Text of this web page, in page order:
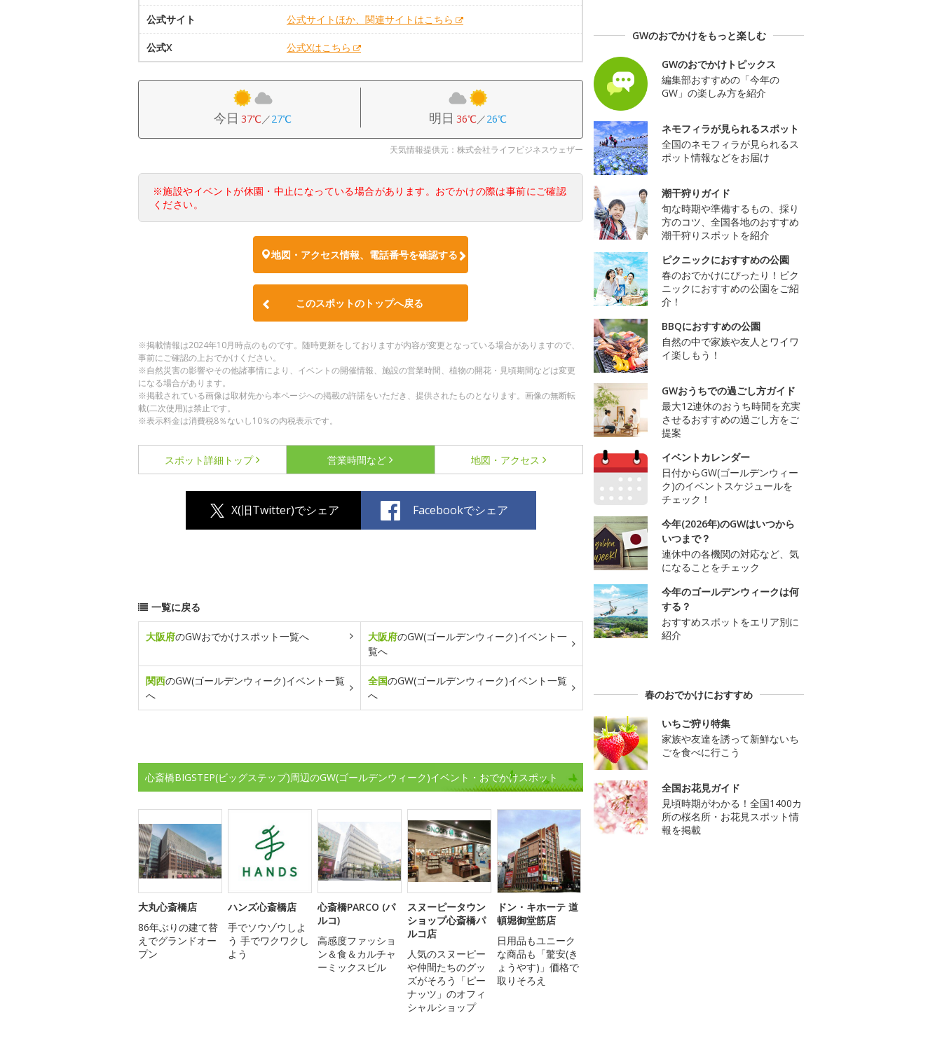
公式サイト 公式サイトほか、関連サイトはこちら
公式X 公式Xはこちら
今日 37℃／27℃ 明日 36℃／26℃
天気情報提供元：株式会社ライフビジネスウェザー
※施設やイベントが休園・中止になっている場合があります。おでかけの際は事前にご確認
ください。
地図・アクセス情報、電話番号を確認する
このスポットのトップへ戻る
※掲載情報は2024年10月時点のものです。随時更新をしておりますが内容が変更となっている場合がありますので、
事前にご確認の上おでかけください。
※自然災害の影響やその他諸事情により、イベントの開催情報、施設の営業時間、植物の開花・見頃期間などは変更
になる場合があります。
※掲載されている画像は取材先から本ページへの掲載の許諾をいただき、提供されたものとなります。画像の無断転
載(二次使用)は禁止です。
※表示料金は消費税8％ないし10％の内税表示です。
スポット詳細 トップ 営業時間など 地図・アクセス
X(旧Twitter)でシェア Facebookでシェア
一覧に戻る
大阪府のGWおでかけスポット一覧へ 大阪府のGW(ゴールデンウィーク)イベント一
覧へ
関西のGW(ゴールデンウィーク)イベント一覧
へ
全国のGW(ゴールデンウィーク)イベント一覧
へ
心斎橋BIGSTEP(ビッグステップ)周辺のGW(ゴールデンウィーク)イベント・おでかけスポット
大丸心斎橋店
86年ぶりの建て替
えでグランドオー
プン
ハンズ心斎橋店
手でソウゾウしよ
う 手でワクワクし
よう
心斎橋PARCO (パ
ルコ)
高感度ファッショ
ン＆食＆カルチャ
ーミックスビル
スヌーピータウン
ショップ心斎橋パ
ルコ店
人気のスヌーピー
や仲間たちのグッ
ズがそろう「ピー
ナッツ」のオフィ
シャルショップ
ドン・キホーテ 道
頓堀御堂筋店
日用品もユニーク
な商品も「驚安(き
ょうやす)」価格で
取りそろえ
GWのおでかけをもっと楽しむ
GWのおでかけトピックス
編集部おすすめの「今年の
GW」の楽しみ方を紹介
ネモフィラが見られるスポット
全国のネモフィラが見られるス
ポット情報などをお届け
潮干狩りガイド
旬な時期や準備するもの、採り
方のコツ、全国各地のおすすめ
潮干狩りスポットを紹介
ピクニックにおすすめの公園
春のおでかけにぴったり！ピク
ニックにおすすめの公園をご紹
介！
BBQにおすすめの公園
自然の中で家族や友人とワイワ
イ楽しもう！
GWおうちでの過ごし方ガイド
最大12連休のおうち時間を充実
させるおすすめの過ごし方をご
提案
イベントカレンダー
日付からGW(ゴールデンウィー
ク)のイベントスケジュールを
チェック！
今年(2026年)のGWはいつから
いつまで？
連休中の各機関の対応など、気
になることをチェック
今年のゴールデンウィークは何
する？
おすすめスポットをエリア別に
紹介
春のおでかけにおすすめ
いちご狩り特集
家族や友達を誘って新鮮ないち
ごを食べに行こう
全国お花見ガイド
見頃時期がわかる！全国1400カ
所の桜名所・お花見スポット情
報を掲載